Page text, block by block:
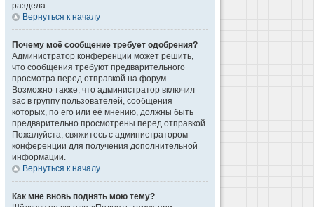
раздела.
Вернуться к началу
Почему моё сообщение требует одобрения?
Администратор конференции может решить,
что сообщения требуют предварительного
просмотра перед отправкой на форум.
Возможно также, что администратор включил
вас в группу пользователей, сообщения
которых, по его или её мнению, должны быть
предварительно просмотрены перед отправкой.
Пожалуйста, свяжитесь с администратором
конференции для получения дополнительной
информации.
Вернуться к началу
Как мне вновь поднять мою тему?